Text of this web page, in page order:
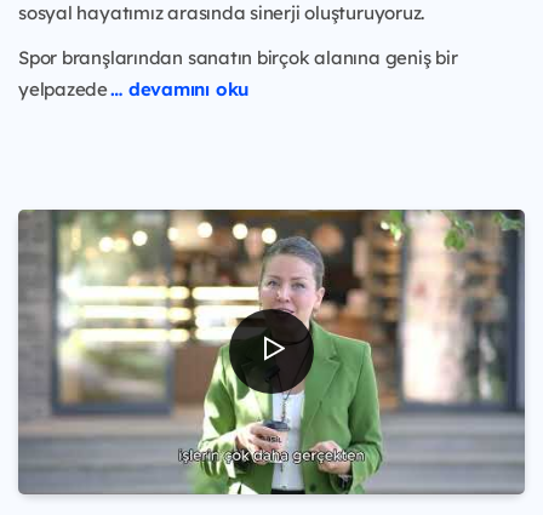
sosyal hayatımız arasında sinerji oluşturuyoruz.
Spor branşlarından sanatın birçok alanına geniş bir
yelpazede… devamını oku